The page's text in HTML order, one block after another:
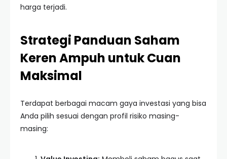
harga terjadi.
Strategi Panduan Saham
Keren Ampuh untuk Cuan
Maksimal
Terdapat berbagai macam gaya investasi yang bisa
Anda pilih sesuai dengan profil risiko masing-
masing: